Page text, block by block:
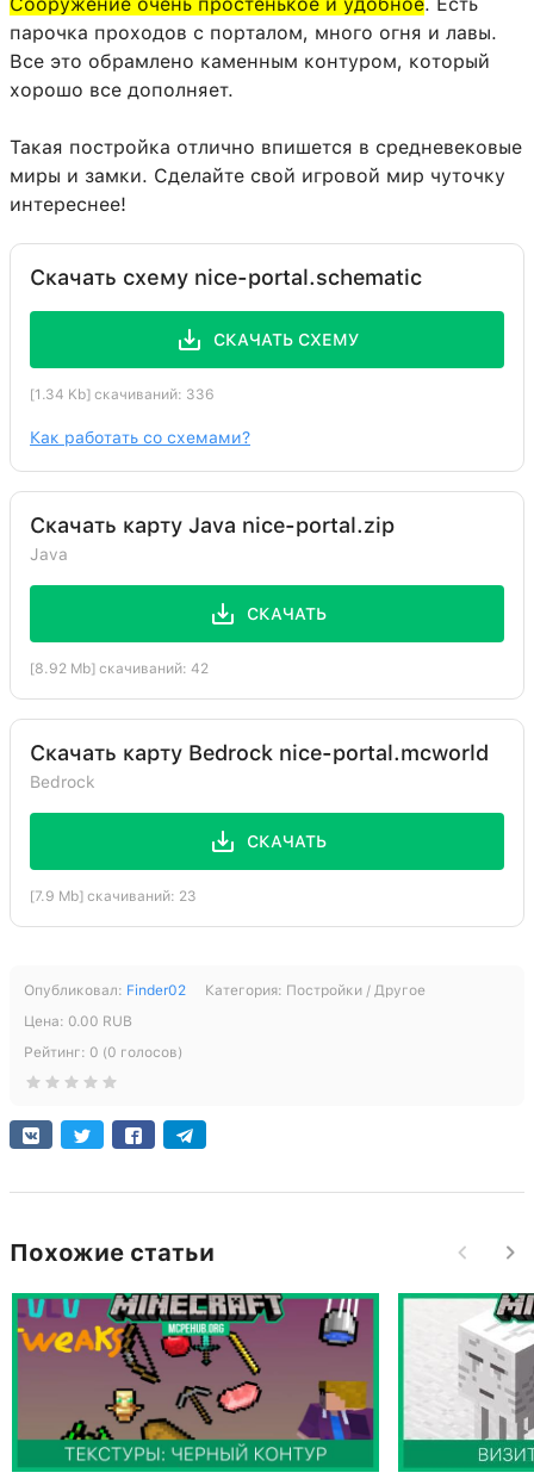
парочка проходов с порталом, много огня и лавы.
Все это обрамлено каменным контуром, который
хорошо все дополняет.
Такая постройка отлично впишется в средневековые
миры и замки. Сделайте свой игровой мир чуточку
интереснее!
Скачать схему nice-portal.schematic
СКАЧАТЬ СХЕМУ
[1.34 Kb] скачиваний: 336
Как работать со схемами?
Скачать карту Java nice-portal.zip
Java
СКАЧАТЬ
[8.92 Mb] скачиваний: 42
Скачать карту Bedrock nice-portal.mcworld
Bedrock
СКАЧАТЬ
[7.9 Mb] скачиваний: 23
Опубликовал: Finder02 Категория: Постройки / Другое
Цена: 0.00 RUB
Рейтинг: 0 (0 голосов)
Похожие статьи